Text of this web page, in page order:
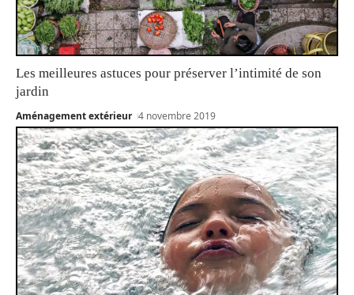
Les meilleures astuces pour préserver l’intimité de son
jardin
Aménagement extérieur 4 novembre 2019